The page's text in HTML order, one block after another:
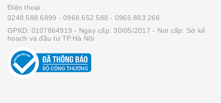
Điện thoại :
0248.588.6899 - 0968.652.588 - 0965.883.266
GPKD: 0107864919 - Ngày cấp: 30/05/2017 - Nơi cấp: Sở kế
hoạch và đầu tư TP.Hà Nội